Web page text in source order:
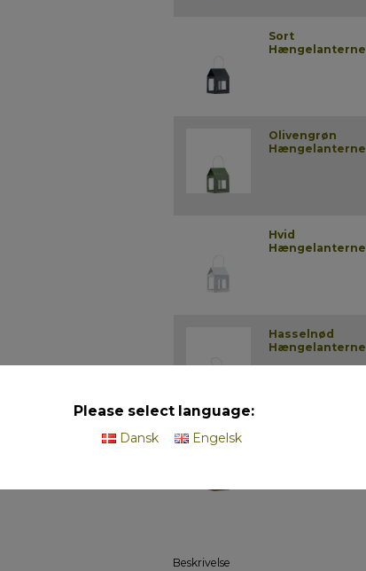
Sort
Hængelanterne
Olivengrøn
Hængelanterne
Hvid
Hængelanterne
Hasselnød
Hængelanterne
Beskrivelse
Please select language:
Dansk Engelsk